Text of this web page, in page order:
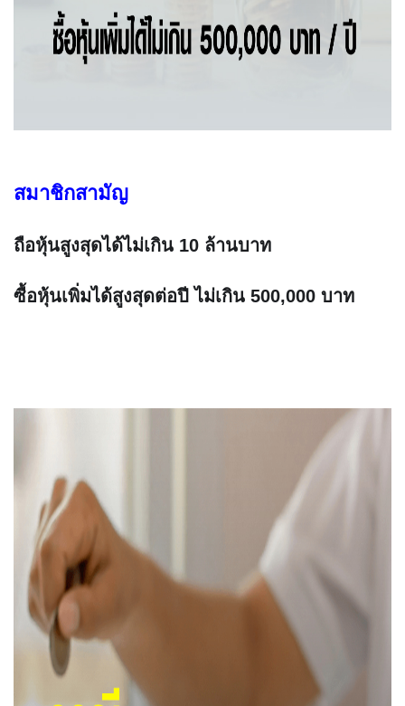
สมาชิกสามัญ
ถือหุ้นสูงสุดได้ไม่เกิน 10 ล้านบาท
ซื้อหุ้นเพิ่มได้สูงสุดต่อปี ไม่เกิน 500,000 บาท